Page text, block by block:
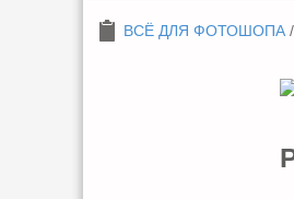
ВСЁ ДЛЯ ФОТОШОПА